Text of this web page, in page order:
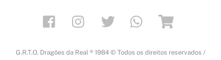
Facebook Instagram Twitter Whatsapp
G.R.T.O. Dragões da Real ® 1984 © Todos os direitos reservados /